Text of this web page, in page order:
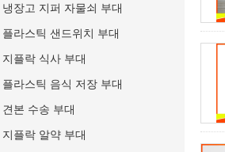
냉장고 지퍼 자물쇠 부대
플라스틱 샌드위치 부대
지플락 식사 부대
플라스틱 음식 저장 부대
견본 수송 부대
지플락 알약 부대